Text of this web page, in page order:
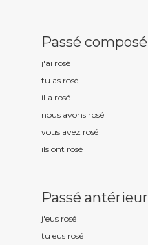
Passé composé
j'ai rosé
tu as rosé
il a rosé
nous avons rosé
vous avez rosé
ils ont rosé
Passé antérieur
j'eus rosé
tu eus rosé